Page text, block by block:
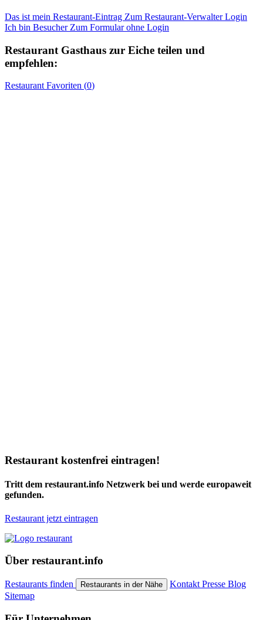
Das ist mein Restaurant-Eintrag Zum Restaurant-Verwalter Login
Ich bin Besucher Zum Formular ohne Login
Restaurant Gasthaus zur Eiche teilen und
empfehlen:
Restaurant Favoriten (0)
Restaurant kostenfrei eintragen!
Tritt dem restaurant.info Netzwerk bei und werde europaweit
gefunden.
Restaurant jetzt eintragen
Über restaurant.info
Restaurants finden Restaurants in der Nähe Kontakt Presse Blog
Sitemap